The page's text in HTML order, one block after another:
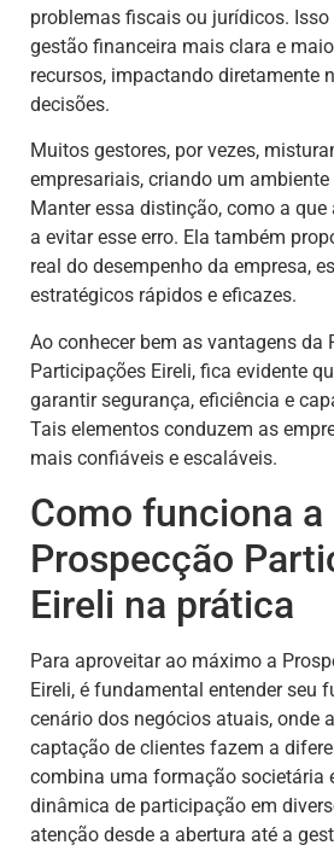
problemas fiscais ou jurídicos.
gestão financeira mais clara e
recursos, impactando diretamente
decisões.
Muitos gestores, por vezes,
empresariais, criando um
Manter essa distinção, como a que
a evitar esse erro. Ela também
real do desempenho da empresa,
estratégicos rápidos e eficazes.
Ao conhecer bem as vantagens da
Participações Eireli, fica evidente
garantir segurança, eficiência e
Tais elementos conduzem as
mais confiáveis e escaláveis.
Como funciona a
Prospecção
Eireli na prática
Para aproveitar ao máximo a
Eireli, é fundamental entender seu
cenário dos negócios atuais, onde
captação de clientes fazem a
combina uma formação societária
dinâmica de participação em
atenção desde a abertura até a